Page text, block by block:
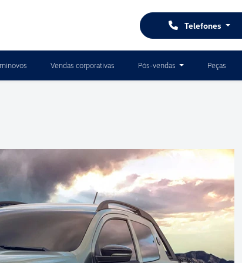
Telefones
Vendas corporativas Pós-vendas Peças